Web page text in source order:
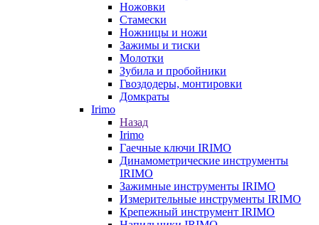
Ножовки
Стамески
Ножницы и ножи
Зажимы и тиски
Молотки
Зубила и пробойники
Гвоздодеры, монтировки
Домкраты
Irimo
Назад
Irimo
Гаечные ключи IRIMO
Динамометрические инструменты
IRIMO
Зажимные инструменты IRIMO
Измерительные инструменты IRIMO
Крепежный инструмент IRIMO